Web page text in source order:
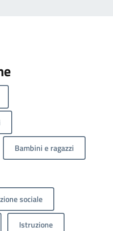
Bambini e ragazzi
sociale
Istruzione